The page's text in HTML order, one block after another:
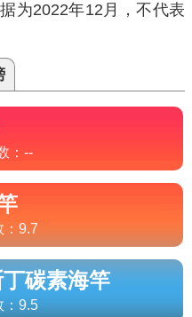
为2022年12月，不代表
： --
9.7
碳素海竿
9.5